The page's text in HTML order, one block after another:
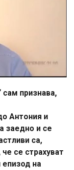
признава,
Антония и
заедно и се
са,
се страхуват
епизод на